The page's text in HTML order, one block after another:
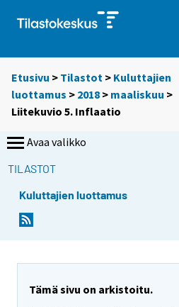
Etusivu > Tilastot > Kuluttajien
luottamus > 2018 > maaliskuu >
Liitekuvio 5. Inflaatio
Avaa valikko
TILASTOT
Kuluttajien luottamus
Tämä sivu on arkistoitu.